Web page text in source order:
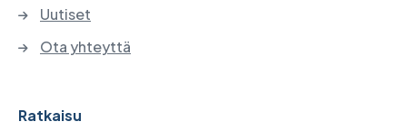
Uutiset
Ota yhteyttä
Ratkaisu